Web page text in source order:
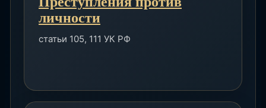
личности
статьи 105, 111 УК РФ